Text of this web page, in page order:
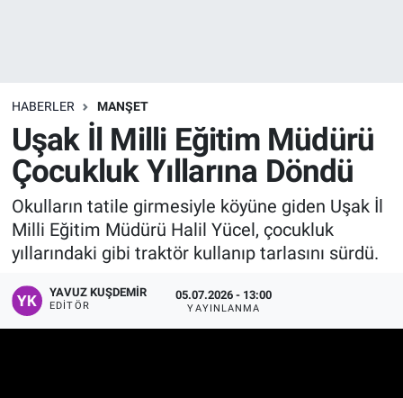
HABERLER MANŞET
Uşak İl Milli Eğitim Müdürü
Çocukluk Yıllarına Döndü
Okulların tatile girmesiyle köyüne giden Uşak İl
Milli Eğitim Müdürü Halil Yücel, çocukluk
yıllarındaki gibi traktör kullanıp tarlasını sürdü.
YAVUZ KUŞDEMIR
EDITÖR
05.07.2026 - 13:00
YAYINLANMA
Köşe Yazarları
Kültür Sanat
Manşet
Resmi İlanlar
Sağlık